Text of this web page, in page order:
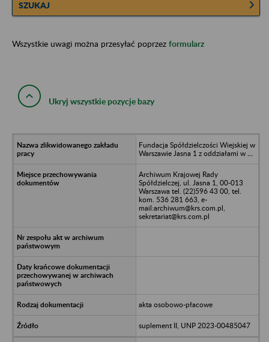
SZUKAJ
Wszystkie uwagi można przesyłać poprzez formularz
Ukryj wszystkie pozycje bazy
Fundacja Spółdzielczości Wiejskiej w
Warszawie Jasna 1 z oddziałami w …
Archiwum Krajowej Rady
Spółdzielczej, ul. Jasna 1, 00-013
Warszawa tel. (22)596 43 00, tel.
kom. 536 281 663, e-
mail:archiwum@krs.com.pl,
sekretariat@krs.com.pl
akta osobowo-płacowe
suplement II, UNP 2023-00485047